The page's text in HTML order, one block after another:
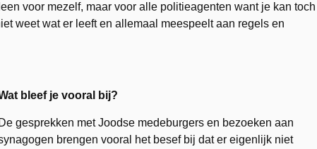
voor mezelf, maar voor alle politieagenten want je kan toch
weet wat er leeft en allemaal meespeelt aan regels en
bleef je vooral bij?
De gesprekken met Joodse medeburgers en bezoeken aan
brengen vooral het besef bij dat er eigenlijk niet